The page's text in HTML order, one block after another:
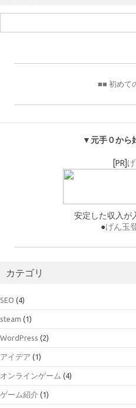
索:
■■ 初めて
▼元手０から
[PR]
安定した収入が
●げん玉
カテゴリ
SEO (4)
steam (1)
WordPress (2)
アイデア (1)
オンラインゲーム (4)
ゲーム紹介 (1)